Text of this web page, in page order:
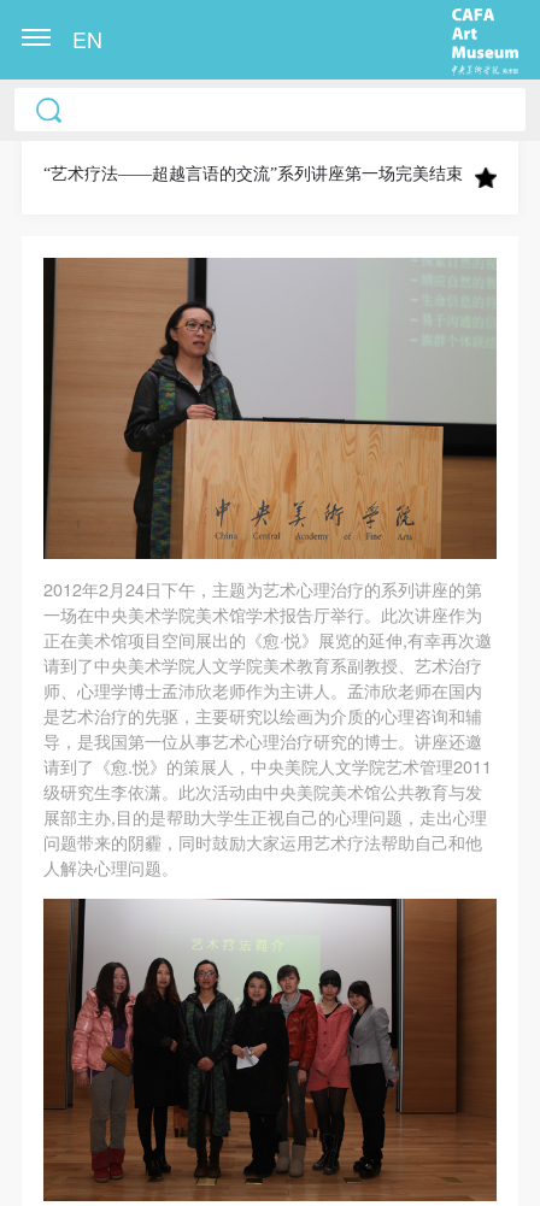
EN
“艺术疗法——超越言语的交流”系列讲座第一场完美结束
2012年2月24日下午，主题为艺术心理治疗的系列讲座的第
一场在中央美术学院美术馆学术报告厅举行。此次讲座作为
正在美术馆项目空间展出的《愈·悦》展览的延伸,有幸再次邀
请到了中央美术学院人文学院美术教育系副教授、艺术治疗
师、心理学博士孟沛欣老师作为主讲人。孟沛欣老师在国内
是艺术治疗的先驱，主要研究以绘画为介质的心理咨询和辅
导，是我国第一位从事艺术心理治疗研究的博士。讲座还邀
请到了《愈.悦》的策展人，中央美院人文学院艺术管理2011
级研究生李依潇。此次活动由中央美院美术馆公共教育与发
展部主办,目的是帮助大学生正视自己的心理问题，走出心理
问题带来的阴霾，同时鼓励大家运用艺术疗法帮助自己和他
人解决心理问题。
中央美术学院美术馆出版授权协议书
称“CAFAM”），愿意将本人参与中央美术学院美术馆
果（如参与工作坊创作的作品）提交中央美术学院用
作发表、出版。中央美术学院可以以电子、网络及其
它数字媒体形式公开出版，并同意编入《中国知识资
源总库》《中央美术学院资料库》《中央美术学院美
术馆资料库》等相关资料、文献、档案机构和平台，
在中央美术学院中使用和在互联网上传播，同意按相
关“章程”规定享受相关权益。
中央美术学院美术馆活动安全免责协议书
第一条
本次活动公平公正、自愿参加与退出、风险与责任自
负的原则。但活动有风险，参加者应有必要的风险意
识。
第二条
参加本次活动者必须遵守中华人民共和国的相关法
律、法规，必须遵循道德和社会公德规范，并应该具
备以人为本、团结友爱、互相帮助和助人为乐的良好
品质。
第三条
参加本次活动人员应该是成年人（具有完全民事行为
能力的人，18周岁以上）未成年人必须在成年人的陪
同下参观。
第四条
参加活动者在此次活动期间的人身安全责任自负。鼓
励参加者自行购买人身安全保险。活动中一旦出现事
故，活动中任何非事故当事人及美术馆将不承担人身
事故的任何责任，但有互相援助的义务。参加活动的
成员应当积极主动的组织实施救援工作，但对事故本
身不承担任何法律责任和经济责任。参加本次活动者
中央美术学院美术馆出版授权协议书
称“CAFAM”），愿意将本人参与中央美术学院美术馆
果（如参与工作坊创作的作品）提交中央美术学院用
作发表、出版。中央美术学院可以以电子、网络及其
它数字媒体形式公开出版，并同意编入《中国知识资
源总库》《中央美术学院资料库》《中央美术学院美
术馆资料库》等相关资料、文献、档案机构和平台，
在中央美术学院中使用和在互联网上传播，同意按相
关“章程”规定享受相关权益。
中央美术学院美术馆活动安全免责协议书
第一条
本次活动公平公正、自愿参加与退出、风险与责任自
负的原则。但活动有风险，参加者应有必要的风险意
识。
第二条
参加本次活动者必须遵守中华人民共和国的相关法
律、法规，必须遵循道德和社会公德规范，并应该具
备以人为本、团结友爱、互相帮助和助人为乐的良好
品质。
第三条
参加本次活动人员应该是成年人（具有完全民事行为
能力的人，18周岁以上）未成年人必须在成年人的陪
同下参观。
第四条
参加活动者在此次活动期间的人身安全责任自负。鼓
励参加者自行购买人身安全保险。活动中一旦出现事
故，活动中任何非事故当事人及美术馆将不承担人身
事故的任何责任，但有互相援助的义务。参加活动的
成员应当积极主动的组织实施救援工作，但对事故本
身不承担任何法律责任和经济责任。参加本次活动者
中央美术学院美术馆出版授权协议书
称“CAFAM”），愿意将本人参与中央美术学院美术馆
果（如参与工作坊创作的作品）提交中央美术学院用
作发表、出版。中央美术学院可以以电子、网络及其
它数字媒体形式公开出版，并同意编入《中国知识资
源总库》《中央美术学院资料库》《中央美术学院美
术馆资料库》等相关资料、文献、档案机构和平台，
在中央美术学院中使用和在互联网上传播，同意按相
关“章程”规定享受相关权益。
中央美术学院美术馆活动安全免责协议书
第一条
本次活动公平公正、自愿参加与退出、风险与责任自
负的原则。但活动有风险，参加者应有必要的风险意
识。
第二条
参加本次活动者必须遵守中华人民共和国的相关法
律、法规，必须遵循道德和社会公德规范，并应该具
备以人为本、团结友爱、互相帮助和助人为乐的良好
品质。
第三条
参加本次活动人员应该是成年人（具有完全民事行为
能力的人，18周岁以上）未成年人必须在成年人的陪
同下参观。
第四条
参加活动者在此次活动期间的人身安全责任自负。鼓
励参加者自行购买人身安全保险。活动中一旦出现事
故，活动中任何非事故当事人及美术馆将不承担人身
事故的任何责任，但有互相援助的义务。参加活动的
成员应当积极主动的组织实施救援工作，但对事故本
身不承担任何法律责任和经济责任。参加本次活动者